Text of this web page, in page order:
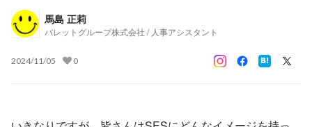
馬島 正莉
バレットグループ株式会社 / 人事アシスタント
2024/11/05 0